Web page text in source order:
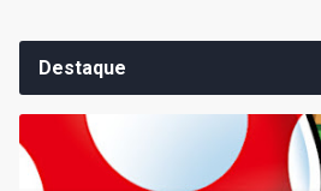
Destaque